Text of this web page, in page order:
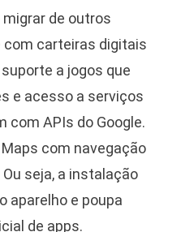
de outros
com carteiras digitais
a jogos que
e acesso a serviços
com APIs do Google.
Maps com navegação
seja, a instalação
aparelho e poupa
de apps.